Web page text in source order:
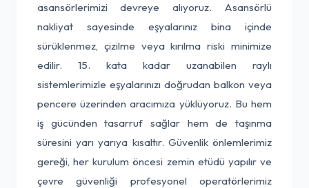
asansörlerimizi devreye alıyoruz. Asansörlü
nakliyat sayesinde eşyalarınız bina içinde
sürüklenmez, çizilme veya kırılma riski minimize
edilir. 15. kata kadar uzanabilen raylı
sistemlerimizle eşyalarınızı doğrudan balkon veya
pencere üzerinden aracımıza yüklüyoruz. Bu hem
iş gücünden tasarruf sağlar hem de taşınma
süresini yarı yarıya kısaltır. Güvenlik önlemlerimiz
gereği, her kurulum öncesi zemin etüdü yapılır ve
çevre güvenliği profesyonel operatörlerimiz